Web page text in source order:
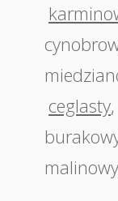
ceglasty,
malinowy